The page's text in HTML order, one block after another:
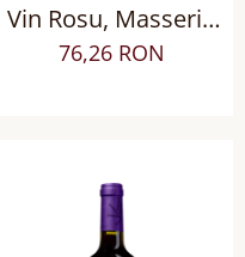
Vin Rosu, Masseria
Doppio Passo
Copertino Riserva
76,26 RON